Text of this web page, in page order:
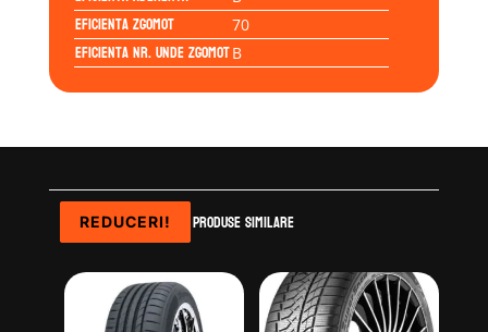
Eficienta Zgomot 70
Eficienta Nr. Unde ZgomotB
Produse similare
REDUCERI!
REDUCERI!
REDUCERI!